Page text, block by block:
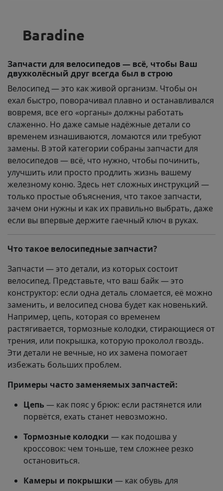
Запчасти для велосипедов — всё, чтобы Ваш
двухколёсный друг всегда был в строю
Велосипед — это как живой организм. Чтобы он
ехал быстро, поворачивал плавно и останавливался
вовремя, все его «органы» должны работать
слаженно. Но даже самые надёжные детали со
временем изнашиваются, ломаются или требуют
замены. В этой категории собраны запчасти для
велосипедов — всё, что нужно, чтобы починить,
улучшить или просто продлить жизнь вашему
железному коню. Здесь нет сложных инструкций —
только простые объяснения, что такое запчасти,
зачем они нужны и как их правильно выбрать, даже
если вы впервые держите гаечный ключ в руках.
Что такое велосипедные запчасти?
Запчасти — это детали, из которых состоит
велосипед. Представьте, что ваш байк — это
конструктор: если одна деталь сломается, её можно
заменить, и велосипед снова будет как новенький.
Например, цепь, которая со временем
растягивается, тормозные колодки, стирающиеся от
трения, или покрышка, которую проколол гвоздь.
Эти детали не вечные, но их замена помогает
избежать больших проблем.
Примеры часто заменяемых запчастей:
Цепь — как пояс у брюк: если растянется или
порвётся, ехать станет невозможно.
Тормозные колодки — как подошва у
кроссовок: чем тоньше, тем сложнее резко
остановиться.
Камеры и покрышки — как обувь для